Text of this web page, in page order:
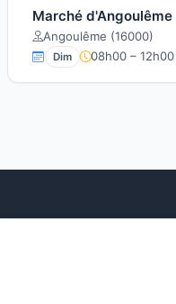
Marché d'Angoulême
Angoulême (16000)
Dim 08h00 – 12h00
Explorer